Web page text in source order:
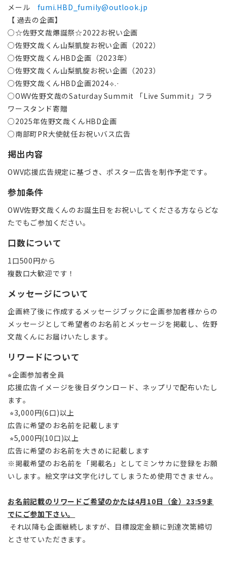
メールfumi.HBD_fumily@outlook.jp
【 過去の企画】
○☆佐野文哉爆誕祭☆2022お祝い企画
○佐野文哉くん山梨凱旋お祝い企画（2022）
○佐野文哉くんHBD企画（2023年）
○佐野文哉くん山梨凱旋お祝い企画（2023）
○佐野文哉くんHBD企画2024⟡.·
○OWV佐野文哉のSaturday Summit 「Live Summit」フラ
ワースタンド寄贈
○2025年佐野文哉くんHBD企画
○南部町PR大使就任お祝いバス広告
掲出内容
OWV応援広告規定に基づき、ポスター広告を制作予定です。
参加条件
OWV佐野文哉くんのお誕生日をお祝いしてくださる方ならどな
たでもご参加ください。
口数について
1口500円から
複数口大歓迎です！
メッセージについて
企画終了後に作成するメッセージブックに企画参加者様からの
メッセージとして希望者のお名前とメッセージを掲載し、佐野
文哉くんにお届けいたします。
リワードについて
⭐︎企画参加者全員
応援広告イメージを後日ダウンロード、ネップリで配布いたし
ます。
⭐︎3,000円(6口)以上
広告に希望のお名前を記載します
⭐︎5,000円(10口)以上
広告に希望のお名前を大きめに記載します
※掲載希望のお名前を「掲載名」としてミンサカに登録をお願
いします。絵文字は文字化けしてしまうため使用できません。
お名前記載のリワードご希望のかたは4月10日（金）23:59ま
でにご参加下さい。
それ以降も企画継続しますが、目標設定金額に到達次第締切
とさせていただきます。